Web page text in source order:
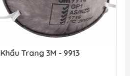
Khẩu Trang 3M - 9913